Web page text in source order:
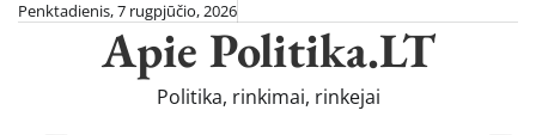
SkipPenktadienis, 7 rugpjūčio, 2026
Apie Politika.LT
Politika, rinkimai, rinkejai